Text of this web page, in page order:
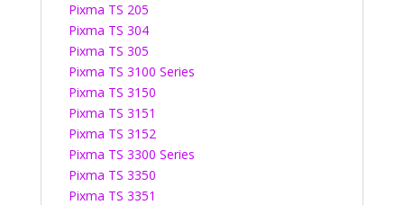
Pixma TS 205
Pixma TS 304
Pixma TS 305
Pixma TS 3100 Series
Pixma TS 3150
Pixma TS 3151
Pixma TS 3152
Pixma TS 3300 Series
Pixma TS 3350
Pixma TS 3351